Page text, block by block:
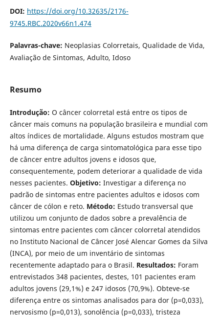
DOI: https://doi.org/10.32635/2176-
9745.RBC.2020v66n1.474
Palavras-chave: Neoplasias Colorretais, Qualidade de Vida,
Avaliação de Sintomas, Adulto, Idoso
Resumo
Introdução: O câncer colorretal está entre os tipos de
câncer mais comuns na população brasileira e mundial com
altos índices de mortalidade. Alguns estudos mostram que
há uma diferença de carga sintomatológica para esse tipo
de câncer entre adultos jovens e idosos que,
consequentemente, podem deteriorar a qualidade de vida
nesses pacientes. Objetivo: Investigar a diferença no
padrão de sintomas entre pacientes adultos e idosos com
câncer de cólon e reto. Método: Estudo transversal que
utilizou um conjunto de dados sobre a prevalência de
sintomas entre pacientes com câncer colorretal atendidos
no Instituto Nacional de Câncer José Alencar Gomes da Silva
(INCA), por meio de um inventário de sintomas
recentemente adaptado para o Brasil. Resultados: Foram
entrevistados 348 pacientes, destes, 101 pacientes eram
adultos jovens (29,1%) e 247 idosos (70,9%). Obteve-se
diferença entre os sintomas analisados para dor (p=0,033),
nervosismo (p=0,013), sonolência (p=0,033), tristeza